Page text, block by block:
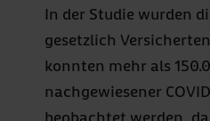
In der Studie wurden
gesetzlich
konnten mehr als
nachgewiesener